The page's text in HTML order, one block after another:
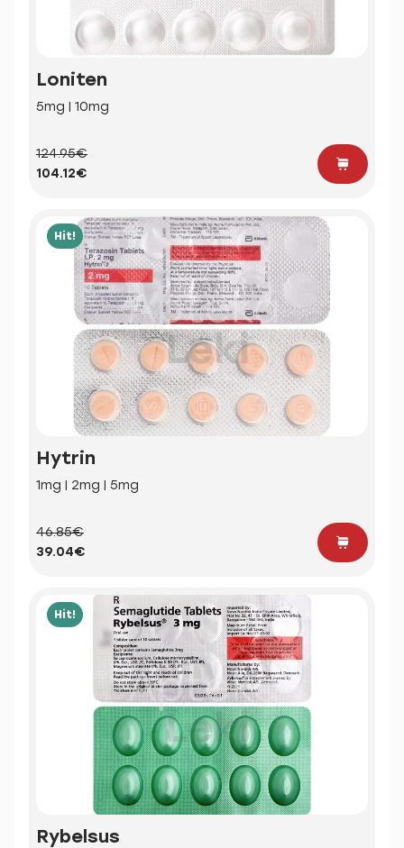
Loniten
5mg | 10mg
124.95€
104.12€
Hit!
Hytrin
1mg | 2mg | 5mg
46.85€
39.04€
Hit!
Rybelsus